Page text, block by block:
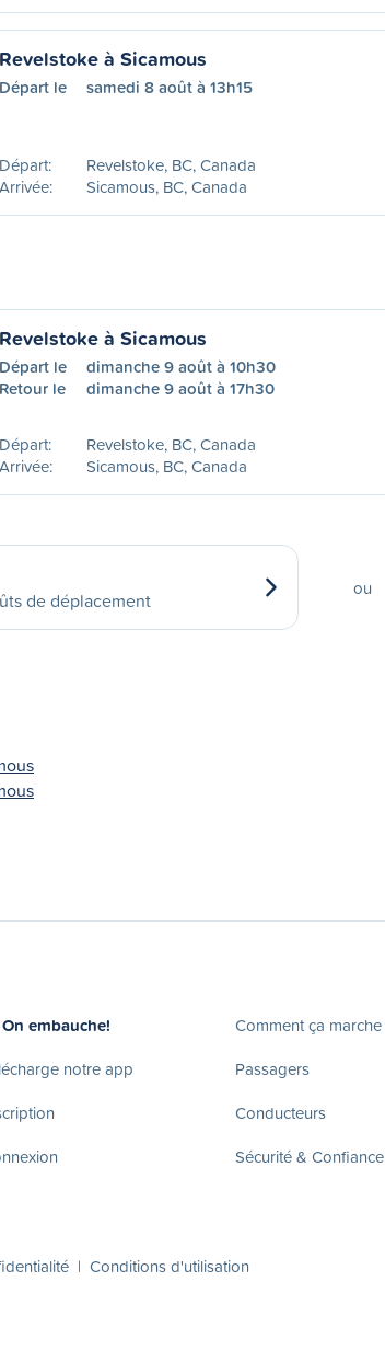
Revelstoke à Sicamous
Départ le samedi 8 août à 13h15
Départ:
Revelstoke, BC, Canada
Arrivée:
Sicamous, BC, Canada
Revelstoke à Sicamous
Départ le
dimanche 9 août à 10h30
Retour le
dimanche 9 août à 17h30
Départ:
Revelstoke, BC, Canada
Arrivée:
Sicamous, BC, Canada
de déplacement
ou
embauche!
notre app
Comment ça marche
Passagers
Conducteurs
Sécurité & Confiance
| Conditions d'utilisation